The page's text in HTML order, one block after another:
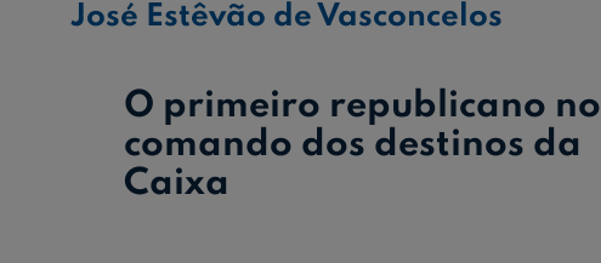
Quero ser cliente:
Faça download da App Caixadirecta
Recomendações de Segurança
José Estêvão de Vasconcelos
O primeiro republicano no
comando dos destinos da
Caixa